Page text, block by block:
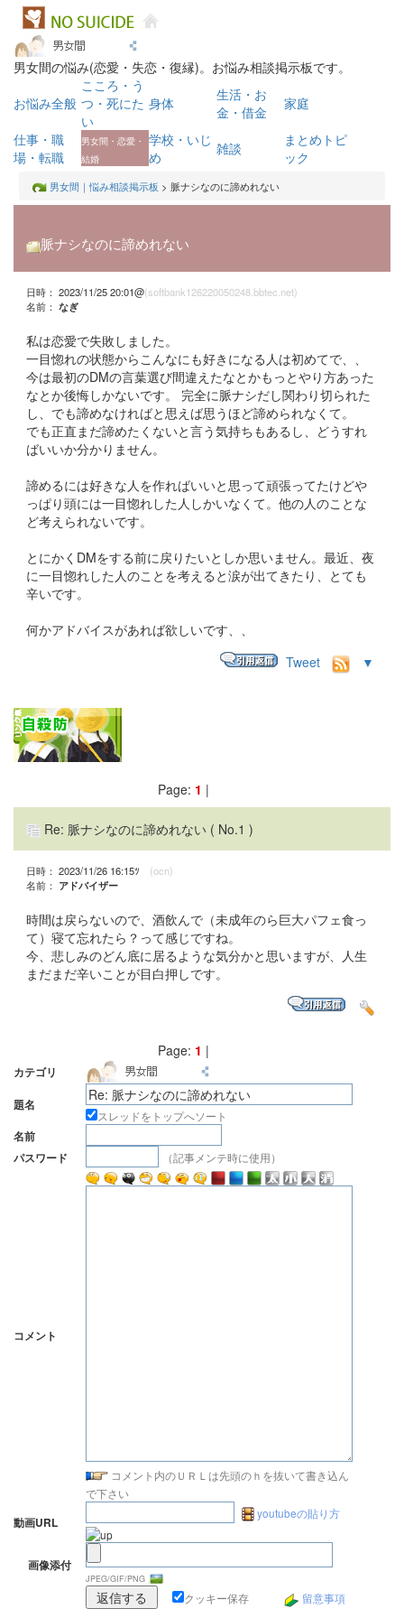
男女間の悩み(恋愛・失恋・復縁)。お悩み相談掲示板です。
お悩み全般
こころ・う
つ・死にた
い
身体
生活・お
金・借金
家庭
仕事・職
場・転職
男女間・恋愛・
結婚
学校・いじ
め
雑談
まとめトピ
ック
男女間｜悩み相談掲示板 > 脈ナシなのに諦めれない
脈ナシなのに諦めれない
日時： 2023/11/25 20:01@(softbank126220050248.bbtec.net)
名前： なぎ
私は恋愛で失敗しました。
一目惚れの状態からこんなにも好きになる人は初めてで、、
今は最初のDMの言葉選び間違えたなとかもっとやり方あった
なとか後悔しかないです。 完全に脈ナシだし関わり切られた
し、でも諦めなければと思えば思うほど諦められなくて。
でも正直まだ諦めたくないと言う気持ちもあるし、どうすれ
ばいいか分かりません。
諦めるには好きな人を作ればいいと思って頑張ってたけどや
っぱり頭には一目惚れした人しかいなくて。他の人のことな
ど考えられないです。
とにかくDMをする前に戻りたいとしか思いません。最近、夜
に一目惚れした人のことを考えると涙が出てきたり、とても
辛いです。
何かアドバイスがあれば欲しいです、、
Tweet
▼
Page: 1 |
Re: 脈ナシなのに諦めれない ( No.1 )
日時： 2023/11/26 16:15ﾂ (ocn)
名前： アドバイザー
時間は戻らないので、酒飲んで（未成年のら巨大パフェ食っ
て）寝て忘れたら？って感じですね。
今、悲しみのどん底に居るような気分かと思いますが、人生
まだまだ辛いことが目白押しです。
Page: 1 |
カテゴリ
題名
スレッドをトップへソート
名前
パスワード
（記事メンテ時に使用）
コメント
コメント内のＵＲＬは先頭のｈを抜いて書き込ん
で下さい
動画URL
youtubeの貼り方
画像添付
JPEG/GIF/PNG
クッキー保存 留意事項